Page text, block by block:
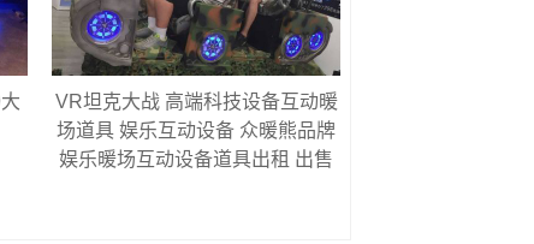
VR坦克大战 高端科技设备互动暖
场道具 娱乐互动设备 众暖熊品牌
娱乐暖场互动设备道具出租 出售